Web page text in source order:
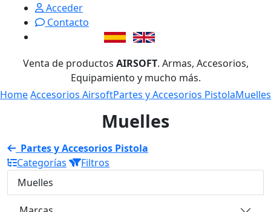
Acceder
Contacto
Venta de productos AIRSOFT. Armas, Accesorios,
Equipamiento y mucho más.
HomeAccesorios AirsoftPartes y Accesorios PistolaMuelles
Muelles
Partes y Accesorios Pistola
Categorías
Filtros
Muelles